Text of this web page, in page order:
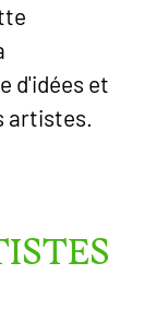
d'idées et
artistes.